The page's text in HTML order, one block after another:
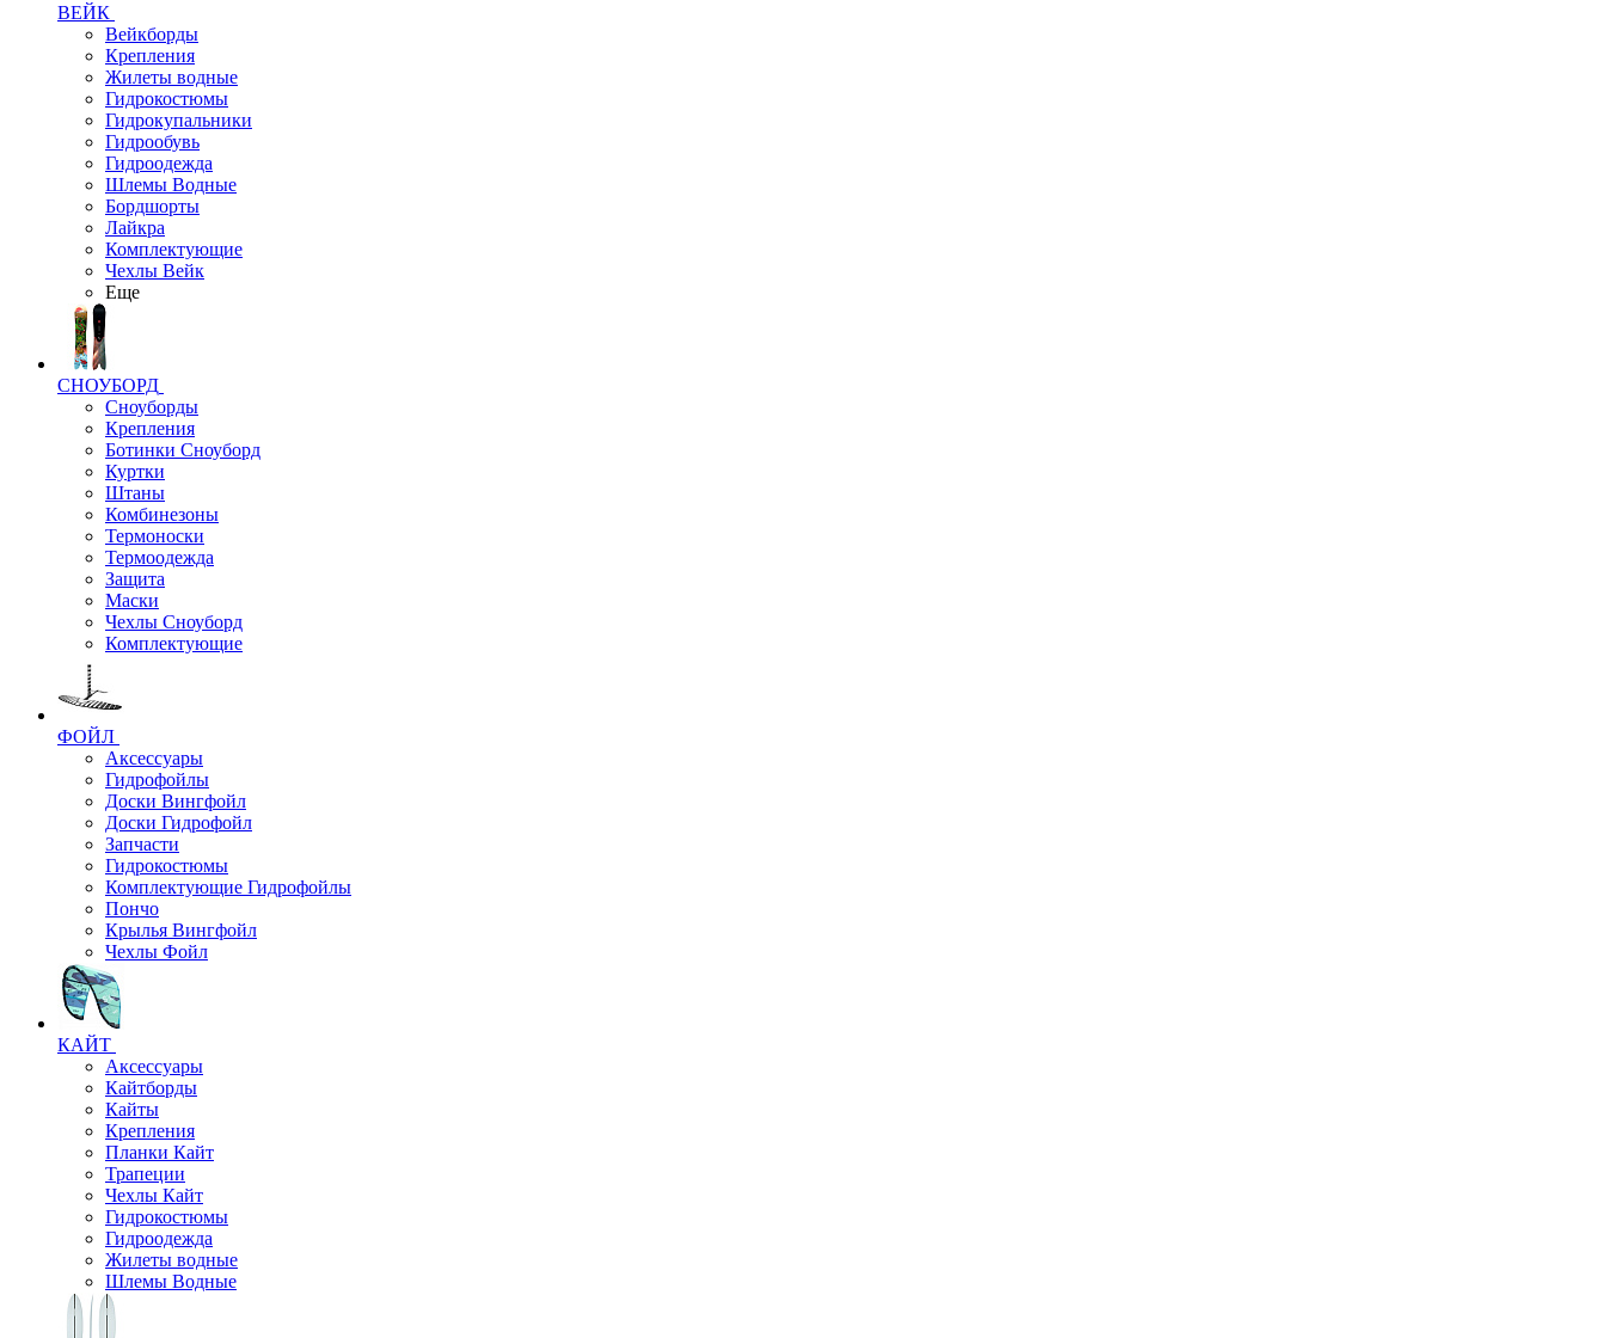
ВЕЙК
Вейкборды
Крепления
Жилеты водные
Гидрокостюмы
Гидрокупальники
Гидрообувь
Гидроодежда
Шлемы Водные
Бордшорты
Лайкра
Комплектующие
Чехлы Вейк
Еще
СНОУБОРД
Сноуборды
Крепления
Ботинки Сноуборд
Куртки
Штаны
Комбинезоны
Термоноски
Термоодежда
Защита
Маски
Чехлы Сноуборд
Комплектующие
ФОЙЛ
Аксессуары
Гидрофойлы
Доски Вингфойл
Доски Гидрофойл
Запчасти
Гидрокостюмы
Комплектующие Гидрофойлы
Пончо
Крылья Вингфойл
Чехлы Фойл
КАЙТ
Аксессуары
Кайтборды
Кайты
Крепления
Планки Кайт
Трапеции
Чехлы Кайт
Гидрокостюмы
Гидроодежда
Жилеты водные
Шлемы Водные